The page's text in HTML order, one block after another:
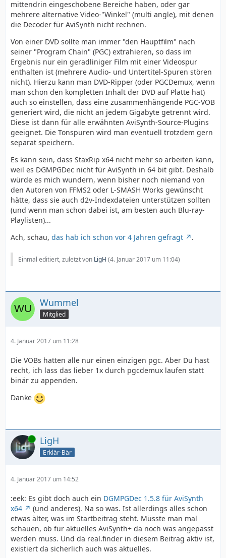
mittendrin eingeschobene Bereiche haben, oder gar
mehrere alternative Video-"Winkel" (multi angle), mit denen
die Decoder für AviSynth nicht rechnen.
Von einer DVD sollte man immer "den Hauptfilm" nach
seiner "Program Chain" (PGC) extrahieren, so dass im
Ergebnis nur ein geradliniger Film mit einer Videospur
enthalten ist (mehrere Audio- und Untertitel-Spuren stören
nicht). Hierzu kann man DVD-Ripper (oder PGCDemux, wenn
man schon den kompletten Inhalt der DVD auf Platte hat)
auch so einstellen, dass eine zusammenhängende PGC-VOB
generiert wird, die nicht an jedem Gigabyte getrennt wird.
Diese ist dann für alle erwähnten AviSynth-Source-Plugins
geeignet. Die Tonspuren wird man eventuell trotzdem gern
separat speichern.
Es kann sein, dass StaxRip x64 nicht mehr so arbeiten kann,
weil es DGMPGDec nicht für AviSynth in 64 bit gibt. Deshalb
würde es mich wundern, wenn bisher noch niemand von
den Autoren von FFMS2 oder L-SMASH Works gewünscht
hätte, dass sie auch d2v-Indexdateien unterstützen sollten
(und wenn man schon dabei ist, am besten auch Blu-ray-
Playlisten)...
Ach, schau, das hab ich schon vor 4 Jahren gefragt .
Einmal editiert, zuletzt von LigH (4. Januar 2017 um 11:04)
Wummel
Mitglied
4. Januar 2017 um 11:28
Die VOBs hatten alle nur einen einzigen pgc. Aber Du hast
recht, ich lass das lieber 1x durch pgcdemux laufen statt
binär zu appenden.
Danke
Online LigH
Erklär-Bär
4. Januar 2017 um 14:52
:eek: Es gibt doch auch ein DGMPGDec 1.5.8 für AviSynth
x64
(und anderes). Na so was. Ist allerdings alles schon
etwas älter, was im Startbeitrag steht. Müsste man mal
schauen, ob für aktuelles AviSynth+ da noch was angepasst
werden muss. Und da real.finder in diesem Beitrag aktiv ist,
existiert da sicherlich auch was aktuelles.